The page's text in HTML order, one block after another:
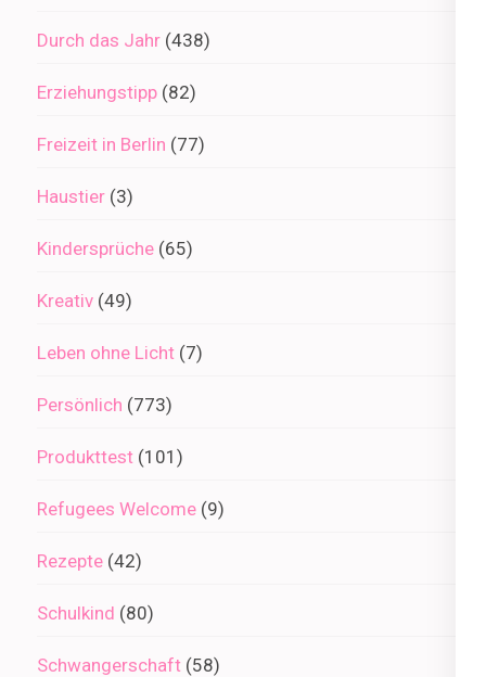
Durch das Jahr (438)
Erziehungstipp (82)
Freizeit in Berlin (77)
Haustier (3)
Kindersprüche (65)
Kreativ (49)
Leben ohne Licht (7)
Persönlich (773)
Produkttest (101)
Refugees Welcome (9)
Rezepte (42)
Schulkind (80)
Schwangerschaft (58)